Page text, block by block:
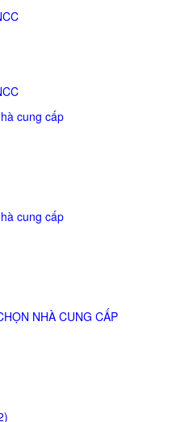
cung cấp
cung cấp
NHÀ CUNG CẤP